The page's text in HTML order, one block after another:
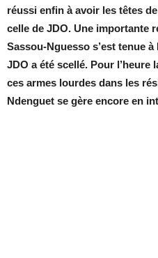
réussi enfin à avoir les têtes
celle de JDO. Une importante
Sassou-Nguesso s’est tenue
JDO a été scellé. Pour l’heure
ces armes lourdes dans les
Ndenguet se gère encore en